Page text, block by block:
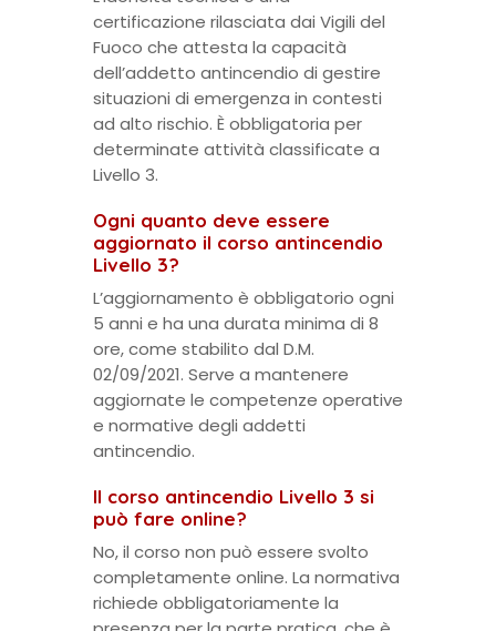
certificazione rilasciata dai Vigili del
Fuoco che attesta la capacità
dell’addetto antincendio di gestire
situazioni di emergenza in contesti
ad alto rischio. È obbligatoria per
determinate attività classificate a
Livello 3.
Ogni quanto deve essere
aggiornato il corso antincendio
Livello 3?
L’aggiornamento è obbligatorio ogni
5 anni e ha una durata minima di 8
ore, come stabilito dal D.M.
02/09/2021. Serve a mantenere
aggiornate le competenze operative
e normative degli addetti
antincendio.
Il corso antincendio Livello 3 si
può fare online?
No, il corso non può essere svolto
completamente online. La normativa
richiede obbligatoriamente la